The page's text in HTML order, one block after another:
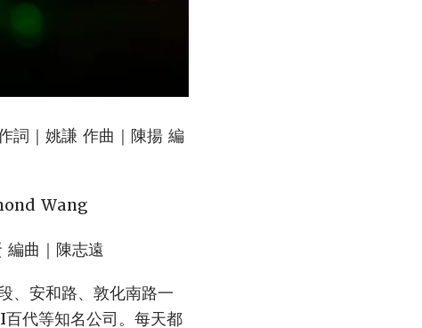
｜姚謙 作曲｜陳揚 編
Wang
曲｜陳志遠
、安和路、敦化南路一
代等知名公司。每天都